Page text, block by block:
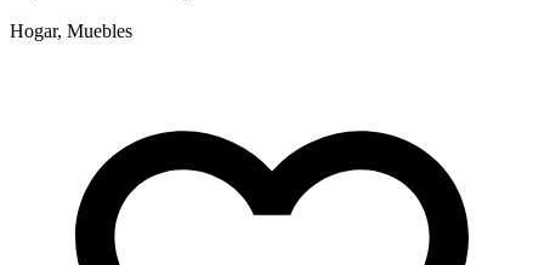
Hogar, Muebles